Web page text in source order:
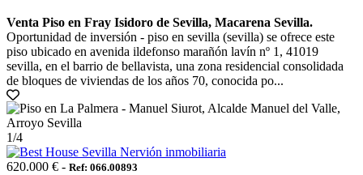
Venta Piso en Fray Isidoro de Sevilla, Macarena Sevilla.
Oportunidad de inversión - piso en sevilla (sevilla) se ofrece este
piso ubicado en avenida ildefonso marañón lavín nº 1, 41019
sevilla, en el barrio de bellavista, una zona residencial consolidada
de bloques de viviendas de los años 70, conocida po...
1/4
620.000 € - Ref: 066.00893